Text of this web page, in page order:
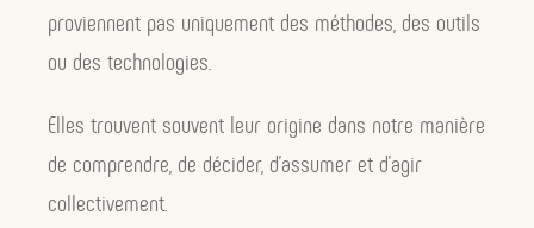
proviennent pas uniquement des méthodes, des outils
ou des technologies.
Elles trouvent souvent leur origine dans notre manière
de comprendre, de décider, d’assumer et d’agir
collectivement.